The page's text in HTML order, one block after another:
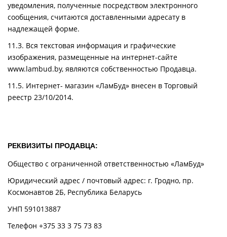
уведомления, полученные посредством электронного
сообщения, считаются доставленными адресату в
надлежащей форме.
11.3. Вся текстовая информация и графические
изображения, размещенные на интернет-сайте
www.lambud.by, являются собственностью Продавца.
11.5. Интернет- магазин «ЛамБуд» внесен в Торговый
реестр 23/10/2014.
РЕКВИЗИТЫ ПРОДАВЦА:
Общество с ограниченной ответственностью «ЛамБуд»
Юридический адрес / почтовый адрес: г. Гродно, пр.
Космонавтов 2Б, Республика Беларусь
УНП 591013887
Телефон +375 33 3 75 73 83